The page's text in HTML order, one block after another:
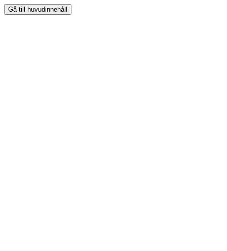
Gå till huvudinnehåll